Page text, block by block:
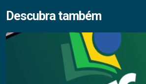
Descubra também